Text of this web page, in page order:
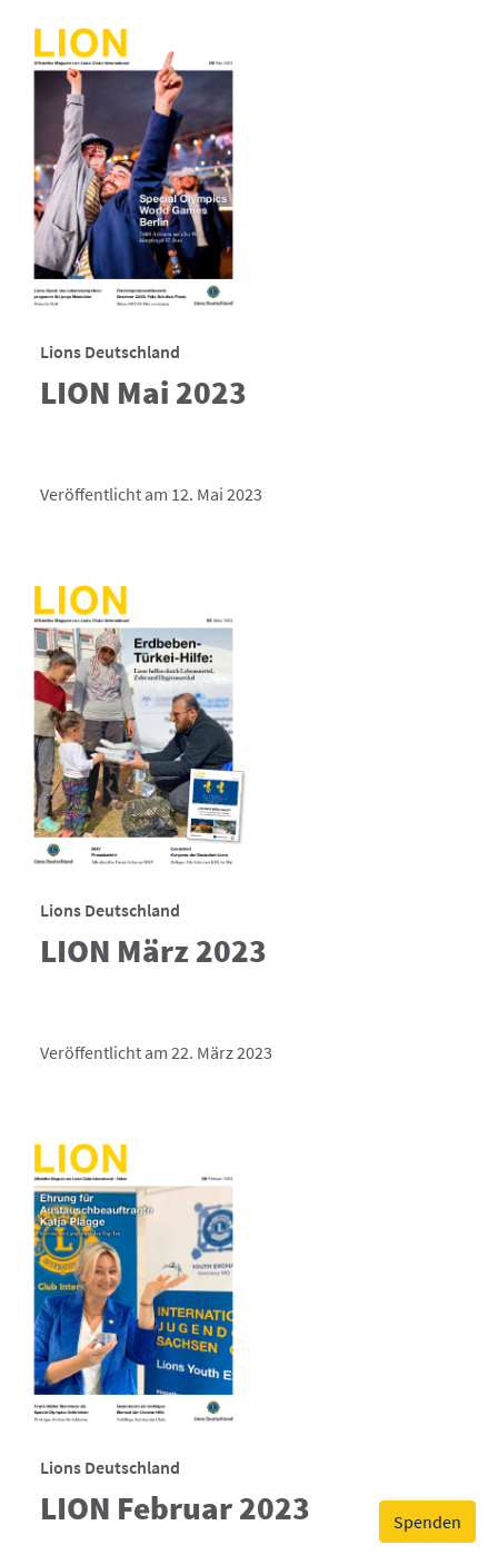
Spenden
Lions Deutschland
LION Mai 2023
Veröffentlicht am 12. Mai 2023
Lions Deutschland
LION März 2023
Veröffentlicht am 22. März 2023
Lions Deutschland
LION Februar 2023